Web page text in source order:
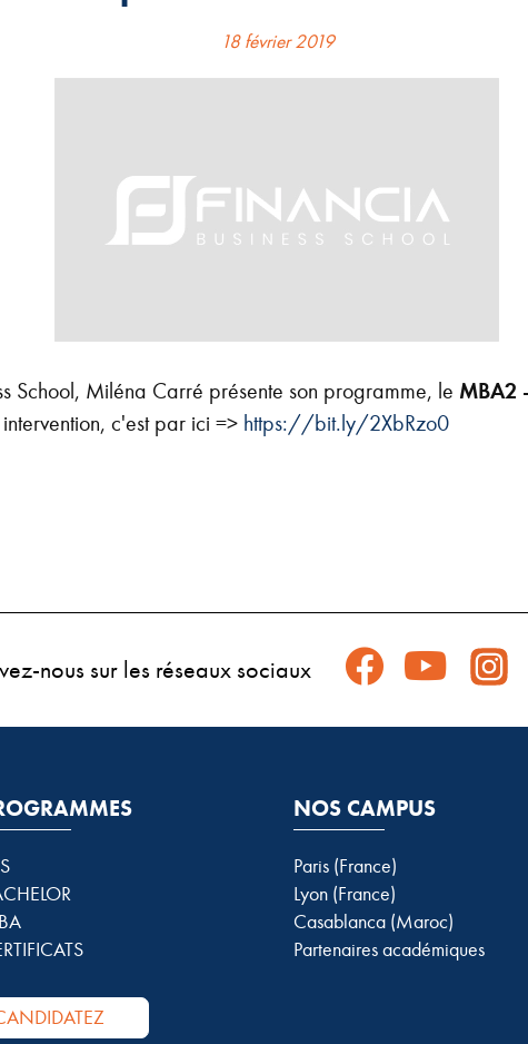
18 février 2019
School, Miléna Carré présente son programme, le MBA2
c'est par ici => https://bit.ly/2XbRzo0
nous sur les réseaux sociaux
NOS CAMPUS
Paris (France)
Lyon (France)
Casablanca (Maroc)
Partenaires académiques